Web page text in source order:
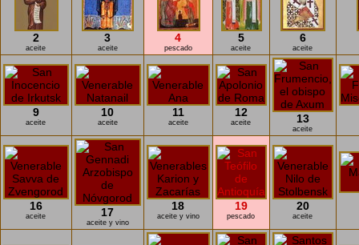
2
aceite
3
aceite
4
pescado
5
aceite
6
aceite
9
aceite
10
aceite
11
aceite
12
aceite 13
aceite
16
aceite 17
aceite y vino
18
aceite y vino
19
pescado
20
aceite